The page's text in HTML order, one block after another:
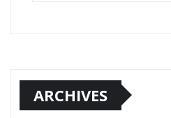
ARCHIVES